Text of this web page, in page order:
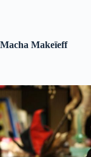
Macha Makeïeff